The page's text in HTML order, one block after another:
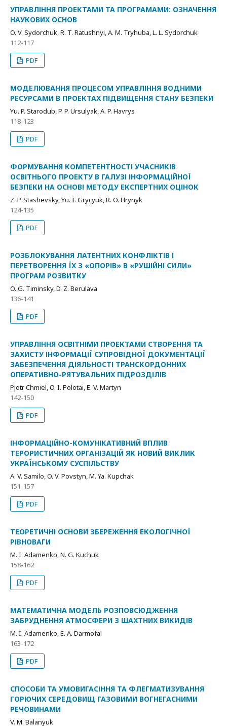
УПРАВЛІННЯ ПРОЕКТАМИ ТА ПРОГРАМАМИ: ОЗНАЧЕННЯ
НАУКОВИХ ОСНОВ
O. V. Sydorchuk, R. T. Ratushnyi, А. М. Tryhuba, L. L. Sydorchuk
112-117
PDF
МОДЕЛЮВАННЯ ПРОЦЕСОМ УПРАВЛІННЯ ВОДНИМИ
РЕСУРСАМИ В ПРОЕКТАХ ПІДВИЩЕННЯ СТАНУ БЕЗПЕКИ
Yu. P. Starodub, P. P. Ursulyak, A. P. Havrys
118-123
PDF
ФОРМУВАННЯ КОМПЕТЕНТНОСТІ УЧАСНИКІВ
ОСВІТНЬОГО ПРОЕКТУ В ГАЛУЗІ ІНФОРМАЦІЙНОЇ
БЕЗПЕКИ НА ОСНОВІ МЕТОДУ ЕКСПЕРТНИХ ОЦІНОК
Z. P. Stashevsky, Yu. I. Grycyuk, R. O. Hrynyk
124-135
PDF
РОЗБЛОКУВАННЯ ЛАТЕНТНИХ КОНФЛІКТІВ І
ПЕРЕТВОРЕННЯ ЇХ З «ОПОРІВ» В «РУШІЙНІ СИЛИ»
ПРОГРАМ РОЗВИТКУ
O. G. Timinsky, D. Z. Berulava
136-141
PDF
УПРАВЛІННЯ ОСВІТНІМИ ПРОЕКТАМИ СТВОРЕННЯ ТА
ЗАХИСТУ ІНФОРМАЦІЇ СУПРОВІДНОЇ ДОКУМЕНТАЦІЇ
ЗАБЕЗПЕЧЕННЯ ДІЯЛЬНОСТІ ТРАНСКОРДОННИХ
ОПЕРАТИВНО-РЯТУВАЛЬНИХ ПІДРОЗДІЛІВ
Pjotr Chmiel, O. I. Polotai, E. V. Martyn
142-150
PDF
ІНФОРМАЦІЙНО-КОМУНІКАТИВНИЙ ВПЛИВ
ТЕРОРИСТИЧНИХ ОРГАНІЗАЦІЙ ЯК НОВИЙ ВИКЛИК
УКРАЇНСЬКОМУ СУСПІЛЬСТВУ
A. V. Samilo, O. V. Povstyn, M. Ya. Kupchak
151-157
PDF
ТЕОРЕТИЧНІ ОСНОВИ ЗБЕРЕЖЕННЯ ЕКОЛОГІЧНОЇ
РІВНОВАГИ
M. I. Adamenko, N. G. Kuchuk
158-162
PDF
МАТЕМАТИЧНА МОДЕЛЬ РОЗПОВСЮДЖЕННЯ
ЗАБРУДНЕННЯ АТМОСФЕРИ З ШАХТНИХ ВИКИДІВ
M. I. Adamenko, Е. А. Darmofal
163-172
PDF
СПОСОБИ ТА УМОВИГАСІННЯ ТА ФЛЕГМАТИЗУВАННЯ
ГОРЮЧИХ СЕРЕДОВИЩ ГАЗОВИМИ ВОГНЕГАСНИМИ
РЕЧОВИНАМИ
V. M. Balanyuk